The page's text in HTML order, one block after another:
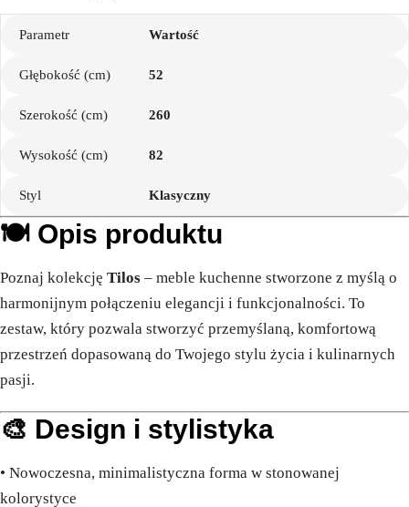
Parametr Wartość
Głębokość (cm) 52
Szerokość (cm) 260
Wysokość (cm) 82
Styl Klasyczny
🍽️ Opis produktu
Poznaj kolekcję Tilos – meble kuchenne stworzone z myślą o
harmonijnym połączeniu elegancji i funkcjonalności. To
zestaw, który pozwala stworzyć przemyślaną, komfortową
przestrzeń dopasowaną do Twojego stylu życia i kulinarnych
pasji.
🎨 Design i stylistyka
• Nowoczesna, minimalistyczna forma w stonowanej
kolorystyce